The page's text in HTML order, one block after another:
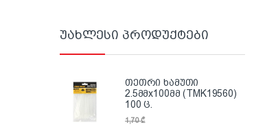
უახლესი პროდუქტები
თეთრი ხამუთი
2.5მმx100მმ (TMK19560)
100 ც.
1,70₾